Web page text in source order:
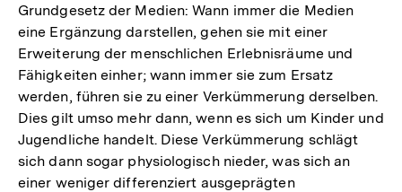
Grundgesetz der Medien: Wann immer die Medien
eine Ergänzung darstellen, gehen sie mit einer
Erweiterung der menschlichen Erlebnisräume und
Fähigkeiten einher; wann immer sie zum Ersatz
werden, führen sie zu einer Verkümmerung derselben.
Dies gilt umso mehr dann, wenn es sich um Kinder und
Jugendliche handelt. Diese Verkümmerung schlägt
sich dann sogar physiologisch nieder, was sich an
einer weniger differenziert ausgeprägten